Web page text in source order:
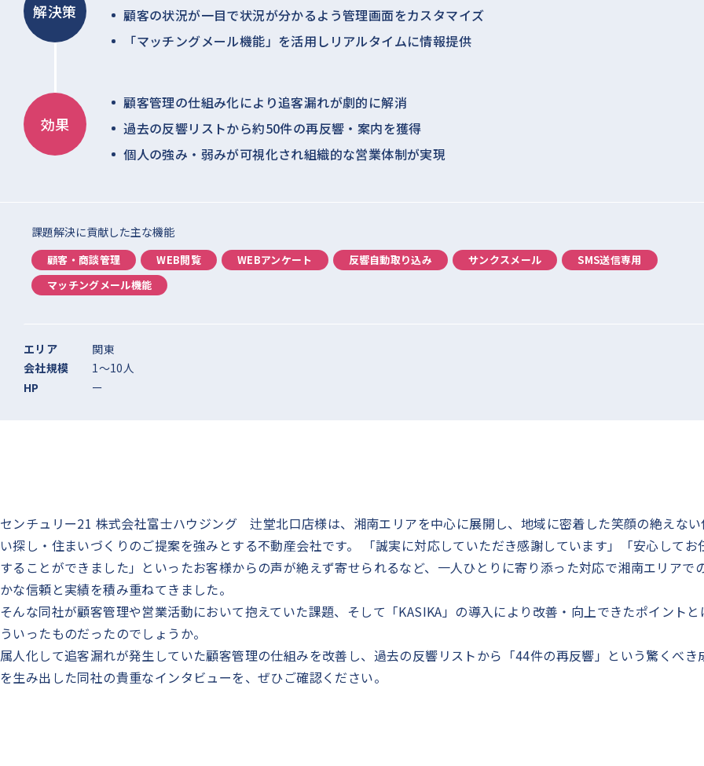
解決策
顧客の状況が一目で状況が分かるよう管理画面をカスタマイズ
「マッチングメール機能」を活用しリアルタイムに情報提供
効果
顧客管理の仕組み化により追客漏れが劇的に解消
過去の反響リストから約50件の再反響・案内を獲得
個人の強み・弱みが可視化され組織的な営業体制が実現
課題解決に貢献した主な機能
顧客・商談管理 WEB閲覧 WEBアンケート 反響自動取り込み サンクスメール
SMS送信専用
マッチングメール機能
エリア
関東
会社規模
1〜10人
HP
ー
センチュリー21 株式会社富士ハウジング 辻堂北口店様は、湘南エリアを中心に展開し、地域に密着した笑顔の絶えない
い探し・住まいづくりのご提案を強みとする不動産会社です。 「誠実に対応していただき感謝しています」「安心してお
することができました」といったお客様からの声が絶えず寄せられるなど、一人ひとりに寄り添った対応で湘南エリアで
かな信頼と実績を積み重ねてきました。
そんな同社が顧客管理や営業活動において抱えていた課題、そして「KASIKA」の導入により改善・向上できたポイントと
ういったものだったのでしょうか。
属人化して追客漏れが発生していた顧客管理の仕組みを改善し、過去の反響リストから「44件の再反響」という驚くべき
を生み出した同社の貴重なインタビューを、ぜひご確認ください。